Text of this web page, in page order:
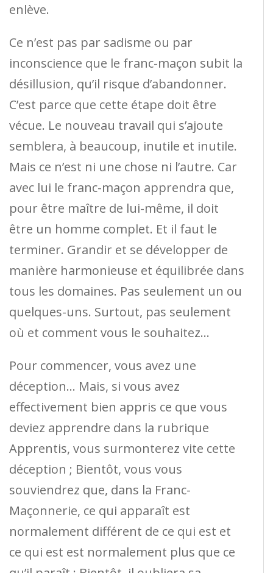
enlève.
Ce n’est pas par sadisme ou par
inconscience que le franc-maçon subit la
désillusion, qu’il risque d’abandonner.
C’est parce que cette étape doit être
vécue. Le nouveau travail qui s’ajoute
semblera, à beaucoup, inutile et inutile.
Mais ce n’est ni une chose ni l’autre. Car
avec lui le franc-maçon apprendra que,
pour être maître de lui-même, il doit
être un homme complet. Et il faut le
terminer. Grandir et se développer de
manière harmonieuse et équilibrée dans
tous les domaines. Pas seulement un ou
quelques-uns. Surtout, pas seulement
où et comment vous le souhaitez…
Pour commencer, vous avez une
déception… Mais, si vous avez
effectivement bien appris ce que vous
deviez apprendre dans la rubrique
Apprentis, vous surmonterez vite cette
déception ; Bientôt, vous vous
souviendrez que, dans la Franc-
Maçonnerie, ce qui apparaît est
normalement différent de ce qui est et
ce qui est est normalement plus que ce